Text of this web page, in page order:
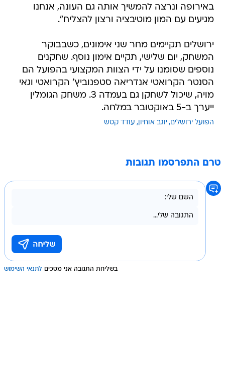
באירופה ונרצה להמשיך אותה גם העונה, אנחנו
מגיעים עם המון מוטיבציה ורצון להצליח".
ירושלים תקיימים מחר שני אימונים, כשבבוקר
המשחק, יום שלישי, תקיים אימון נוסף. שחקנים
נוספים שסומנו על ידי הצוות המקצועי בהפועל הם
הסנטר הקרואטי אנדריאה סטפנוביץ' הקרואטי וגאי
מויה, שיכול לשחקן גם בעמדה 3. משחק הגומלין
ייערך ב-5 באוקטובר במלחה.
הפועל ירושלים יוגב אוחיון עודד קטש
טרם התפרסמו תגובות
בשליחת התגובה אני מסכים לתנאי השימוש